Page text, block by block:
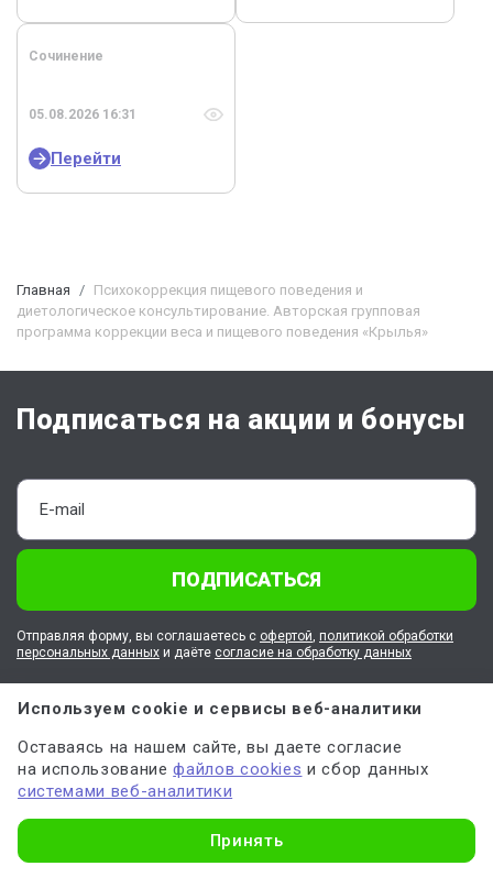
Сочинение
05.08.2026 16:31
Перейти
Главная
Психокоррекция пищевого поведения и
диетологическое консультирование. Авторская групповая
программа коррекции веса и пищевого поведения «Крылья»
О Work5
Клиентам
Подписаться на акции и бонусы
ПОДПИСАТЬСЯ
Отправляя форму, вы соглашаетесь с офертой, политикой обработки
персональных данных и даёте согласие на обработку данных
Используем cookie и сервисы веб-аналитики
Оставаясь на нашем сайте, вы даете согласие
на использованиефайлов cookies и сбор данных
системами веб-аналитики
Принять